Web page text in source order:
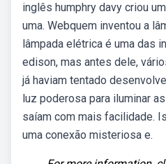
inglês humphry davy criou
uma. Webquem inventou a
lâmpada elétrica é uma das
edison, mas antes dele,
já haviam tentado
luz poderosa para iluminar
saíam com mais facilidade.
uma conexão misteriosa e.